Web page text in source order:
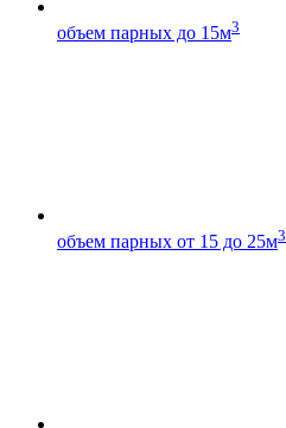
объем парных до 15м3
объем парных от 15 до 25м3